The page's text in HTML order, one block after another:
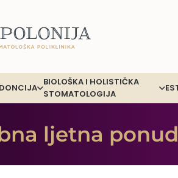
BIOLOŠKA I HOLISTIČKA
STOMATOLOGIJA
ljetna